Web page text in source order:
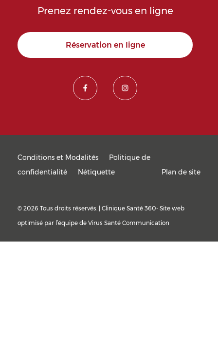
Prenez rendez-vous en ligne
Réservation en ligne
Conditions et Modalités
Politique de
confidentialité
Nétiquette Plan de site
© 2026 Tous droits réservés. | Clinique Santé 360- Site web
optimisé par l’équipe de Virus Santé Communication